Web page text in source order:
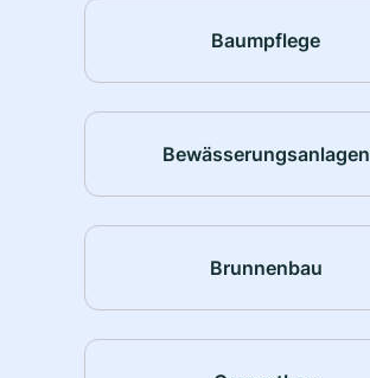
Baumpflege
Bewässerungsanlagen
Brunnenbau